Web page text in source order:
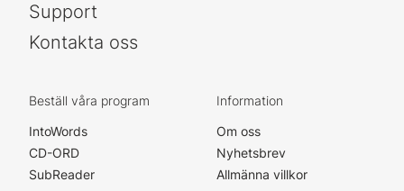
Support
Kontakta oss
Beställ våra program
IntoWords
CD-ORD
SubReader
Information
Om oss
Nyhetsbrev
Allmänna villkor